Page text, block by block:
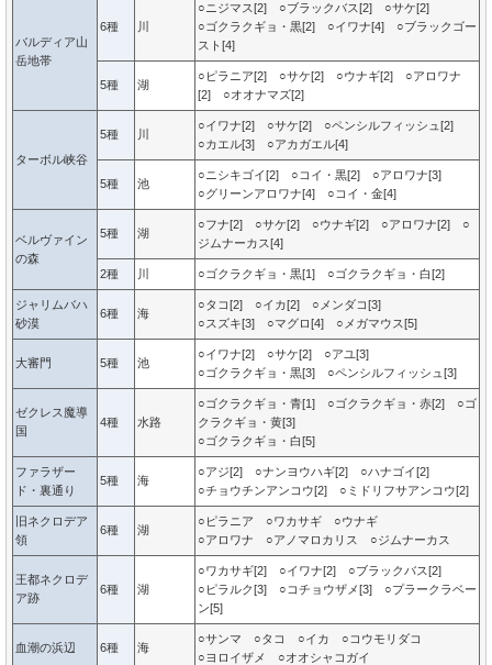
バルディア山
岳地帯
6種 川
○ニジマス[2] ○ブラックバス[2] ○サケ[2]
○ゴクラクギョ・黒[2] ○イワナ[4] ○ブラックゴー
スト[4]
5種 湖
○ピラニア[2] ○サケ[2] ○ウナギ[2] ○アロワナ
[2] ○オオナマズ[2]
ターボル峡谷
5種 川
○イワナ[2] ○サケ[2] ○ペンシルフィッシュ[2]
○カエル[3] ○アカガエル[4]
5種 池
○ニシキゴイ[2] ○コイ・黒[2] ○アロワナ[3]
○グリーンアロワナ[4] ○コイ・金[4]
ベルヴァイン
の森
5種 湖
○フナ[2] ○サケ[2] ○ウナギ[2] ○アロワナ[2] ○
ジムナーカス[4]
2種 川 ○ゴクラクギョ・黒[1] ○ゴクラクギョ・白[2]
ジャリムバハ
砂漠
6種 海
○タコ[2] ○イカ[2] ○メンダコ[3]
○スズキ[3] ○マグロ[4] ○メガマウス[5]
大審門 5種 池
○イワナ[2] ○サケ[2] ○アユ[3]
○ゴクラクギョ・黒[3] ○ペンシルフィッシュ[3]
ゼクレス魔導
国
4種 水路
○ゴクラクギョ・青[1] ○ゴクラクギョ・赤[2] ○ゴ
クラクギョ・黄[3]
○ゴクラクギョ・白[5]
ファラザー
ド・裏通り
5種 海
○アジ[2] ○ナンヨウハギ[2] ○ハナゴイ[2]
○チョウチンアンコウ[2] ○ミドリフサアンコウ[2]
旧ネクロデア
領
6種 湖
○ピラニア ○ワカサギ ○ウナギ
○アロワナ ○アノマロカリス ○ジムナーカス
王都ネクロデ
ア跡
6種 湖
○ワカサギ[2] ○イワナ[2] ○ブラックバス[2]
○ピラルク[3] ○コチョウザメ[3] ○プラークラベー
ン[5]
血潮の浜辺 6種 海
○サンマ ○タコ ○イカ ○コウモリダコ
○ヨロイザメ ○オオシャコガイ